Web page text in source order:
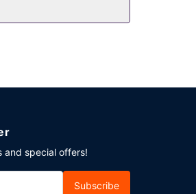
and special offers!
Subscribe